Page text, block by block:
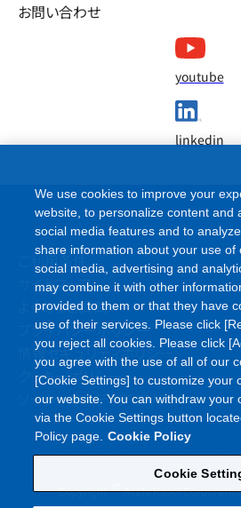
お問い合わせ
youtube
linkedin
ご利用条件
サイトマップ
よくあるご質問
プライバシーポリシー
情報セキュリティポリシー
クッキーポリシー
ソーシャルメディアポリシー
Copyright Asahi Kasei
We use cookies to improve your
website, to personalize content and
social media features and to
share information about your use of
social media, advertising and
may combine it with other
provided to them or that they have
use of their services. Please click
you reject all cookies. Please click
you agree with the use of all of our
[Cookie Settings] to customize your
our website. You can withdraw your
via the Cookie Settings button
Policy page. Cookie Policy
Cookie